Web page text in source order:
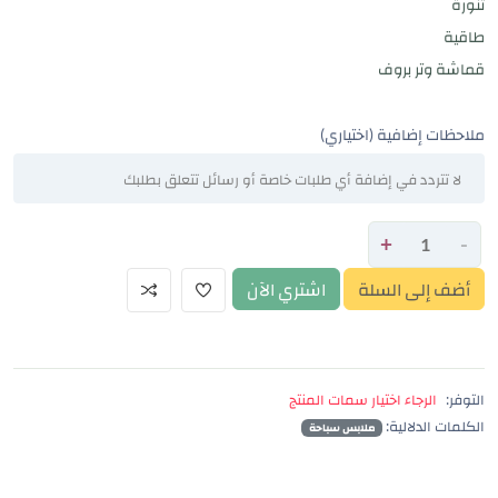
تنورة
طاقية
قماشة وتر بروف
ملاحظات إضافية (اختياري)
-
+
أضف إلى السلة اشتري الآن
التوفر:
الرجاء اختيار سمات المنتج
الكلمات الدلالية:
ملابس سباحة